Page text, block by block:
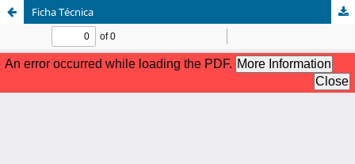
Ficha Técnica